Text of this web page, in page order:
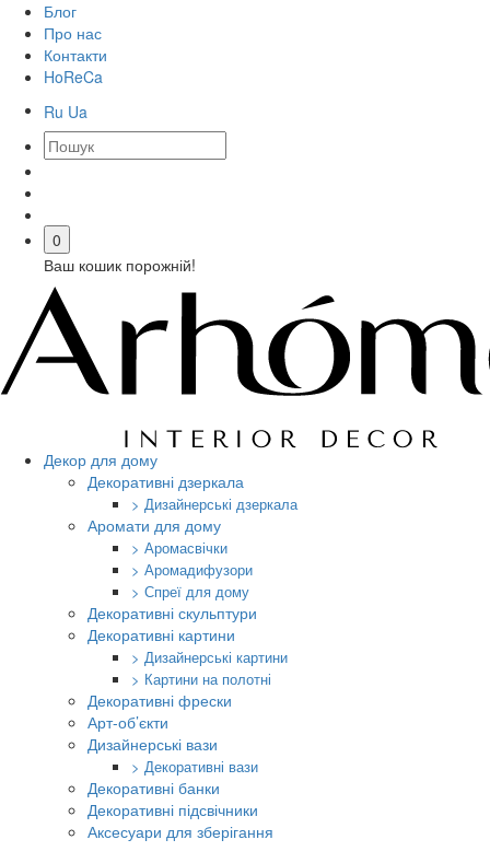
Блог
Про нас
Контакти
HoReCa
Ru Ua
0
Ваш кошик порожній!
Декор для дому
Декоративні дзеркала
> Дизайнерські дзеркала
Аромати для дому
> Аромасвічки
> Аромадифузори
> Спреї для дому
Декоративні скульптури
Декоративні картини
> Дизайнерські картини
> Картини на полотні
Декоративні фрески
Арт-об’єкти
Дизайнерські вази
> Декоративні вази
Декоративні банки
Декоративні підсвічники
Аксесуари для зберігання